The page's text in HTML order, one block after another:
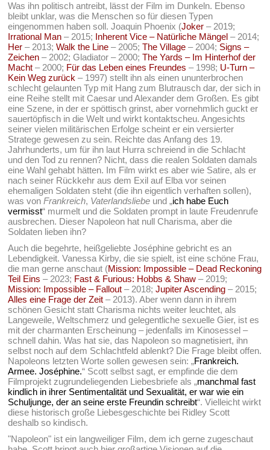
Was ihn politisch antreibt, lässt der Film im Dunkeln. Ebenso
bleibt unklar, was die Menschen so für diesen Typen
eingenommen haben soll. Joaquin Phoenix (Joker – 2019;
Irrational Man – 2015; Inherent Vice – Natürliche Mängel – 2014;
Her – 2013;Walk the Line – 2005;The Village – 2004; Signs –
Zeichen – 2002; Gladiator – 2000;The Yards – Im Hinterhof der
Macht – 2000; Für das Leben eines Freundes – 1998; U-Turn –
Kein Weg zurück – 1997) stellt ihn als einen ununterbrochen
schlecht gelaunten Typ mit Hang zum Blutrausch dar, der sich in
eine Reihe stellt mit Caesar und Alexander dem Großen. Es gibt
eine Szene, in der er spöttisch grinst, aber vornehmlich guckt er
sauertöpfisch in die Welt und wirkt kontaktscheu. Angesichts
seiner vielen militärischen Erfolge scheint er ein versierter
Stratege gewesen zu sein. Reichte das Anfang des 19.
Jahrhunderts, um für ihn laut Hurra schreiend in die Schlacht
und den Tod zu rennen? Nicht, dass die realen Soldaten damals
eine Wahl gehabt hätten. Im Film wirkt es aber wie Satire, als er
nach seiner Rückkehr aus dem Exil auf Elba vor seinen
ehemaligen Soldaten steht (die ihn eigentlich verhaften sollen),
was vonFrankreich, Vaterlandsliebe und „ich habe Euch
vermisst“ murmelt und die Soldaten prompt in laute Freudenrufe
ausbrechen. Dieser Napoleon hat null Charisma, aber die
Soldaten lieben ihn?
Auch die begehrte, heißgeliebte Joséphine gebricht es an
Lebendigkeit. Vanessa Kirby, die sie spielt, ist eine schöne Frau,
die man gerne anschaut (Mission: Impossible – Dead Reckoning
Teil Eins – 2023; Fast & Furious: Hobbs & Shaw – 2019;
Mission: Impossible – Fallout – 2018;Jupiter Ascending – 2015;
Alles eine Frage der Zeit – 2013). Aber wenn dann in ihrem
schönen Gesicht statt Charisma nichts weiter leuchtet, als
Langeweile, Weltschmerz und gelegentliche sexuelle Gier, ist es
mit der charmanten Erscheinung – jedenfalls im Kinosessel –
schnell dahin. Was hat sie, das Napoleon so magnetisiert, ihn
selbst noch auf dem Schlachtfeld ablenkt? Die Frage bleibt offen.
Napoleons letzten Worte sollen gewesen sein: „Frankreich.
Armee. Joséphine.“ Scott selbst sagt, er empfinde die dem
Filmprojekt zugrundeliegenden Liebesbriefe als „manchmal fast
kindlich in ihrer Sentimentalität und Sexualität, er war wie ein
Schuljunge, der an seine erste Freundin schreibt“. Vielleicht wirkt
diese historisch große Liebesgeschichte bei Ridley Scott
deshalb so kindisch.
"Napoleon" ist ein langweiliger Film, dem ich gerne zugeschaut